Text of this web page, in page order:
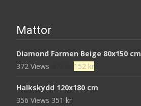
Mattor
Diamond Farmen Beige 80x150 cm
372 Views
Det
priset
152 krDet
priset
Halkskydd 120x180 cm
356 Views 351 kr